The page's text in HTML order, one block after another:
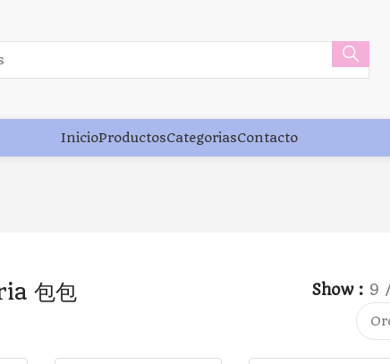
InicioProductosCategoriasContacto
包包 Show 9